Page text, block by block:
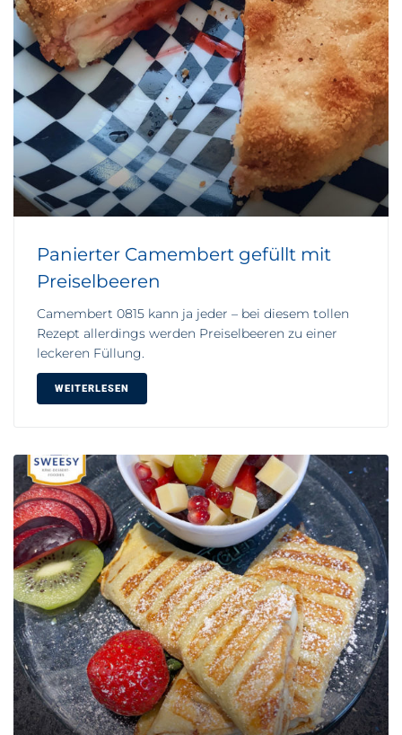
Panierter Camembert gefüllt mit
Preiselbeeren
Camembert 0815 kann ja jeder – bei diesem tollen
Rezept allerdings werden Preiselbeeren zu einer
leckeren Füllung.
WEITERLESEN